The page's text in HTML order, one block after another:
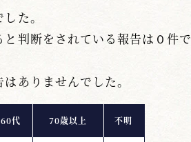
た。
判断をされている報告は０件で
ありませんでした。
60代 70歳以上 不明